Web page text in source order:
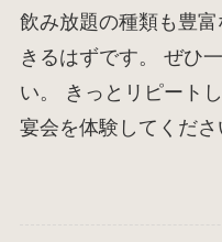
飲み放題の種類も豊
きるはずです。 ぜひ
い。 きっとリピート
宴会を体験してくださ